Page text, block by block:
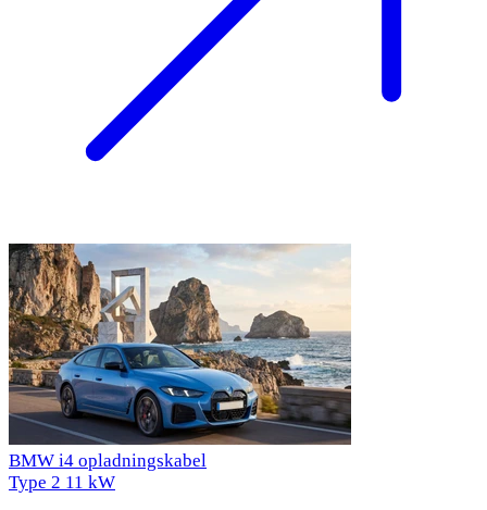
BMW i4 opladningskabel
Type 2 11 kW